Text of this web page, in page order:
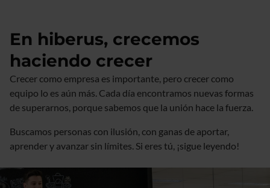
En hiberus, crecemos
haciendo crecer
Crecer como empresa es importante, pero crecer como
equipo lo es aún más. Cada día encontramos nuevas formas
de superarnos, porque sabemos que la unión hace la fuerza.
Buscamos personas con ilusión, con ganas de aportar,
aprender y avanzar sin límites. Si eres tú, ¡sigue leyendo!